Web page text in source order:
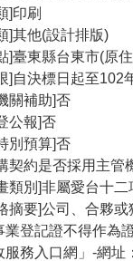
]印刷
]其他(設計排版)
]臺東縣台東市(原
]自決標日起至102
關補助]否
公報]否
別預算]否
契約是否採用主管
類別]非屬愛台十二
摘要]公司、合夥
業登記證不得作
務入口網」-網址：